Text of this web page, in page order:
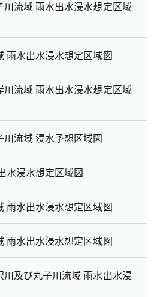
流域 雨水出水浸水想定区域
雨水出水浸水想定区域図
川流域 雨水出水浸水想定区域
流域 浸水予想区域図
水浸水想定区域図
雨水出水浸水想定区域図
雨水出水浸水想定区域図
及び丸子川流域 雨水出水浸